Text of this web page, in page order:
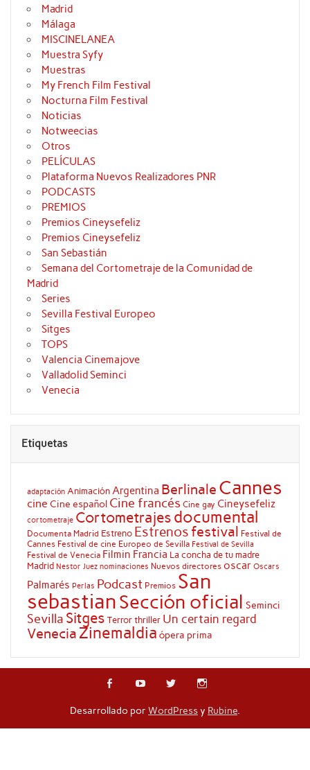
Madrid
Málaga
MISCINELANEA
Muestra Syfy
Muestras
My French Film Festival
Nocturna Film Festival
Noticias
Notweecias
Otros
PELÍCULAS
Plataforma Nuevos Realizadores PNR
PODCASTS
PREMIOS
Premios Cineysefeliz
Premios Cineysefeliz
San Sebastián
Semana del Cortometraje de la Comunidad de
Madrid
Series
Sevilla Festival Europeo
Sitges
TOPS
Valencia Cinemajove
Valladolid Seminci
Venecia
Etiquetas
adaptación AnimaciónArgentina Berlinale Cannes
cine Cine español Cine francés Cine gay Cineysefeliz
cortometraje Cortometrajes documental
Documenta Madrid Estreno Estrenos festival Festival de
Cannes Festival de cine Europeo de Sevilla Festival de Sevilla
Festival de Venecia Filmin Francia La concha de tu madre
Madrid Nestor Juez nominaciones Nuevos directores oscar Oscars
Palmarés Perlas Podcast Premios San
sebastianSección oficial Seminci
Sevilla Sitges Terrorthriller Un certain regard
Venecia Zinemaldia ópera prima
Desarrollado por WordPressy Rubine.